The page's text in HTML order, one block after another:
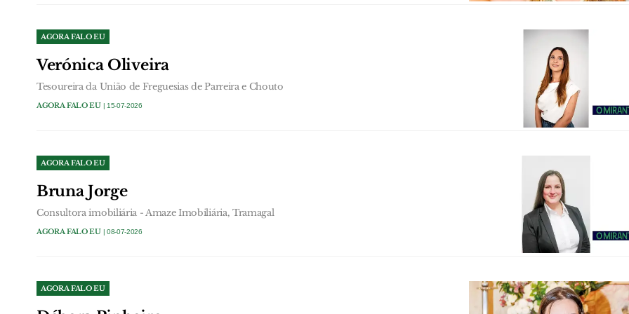
AGORA FALO EU
Verónica Oliveira
Tesoureira da União de Freguesias de Parreira e Chouto
AGORA FALO EU| 15-07-2026
AGORA FALO EU
Bruna Jorge
Consultora imobiliária - Amaze Imobiliária, Tramagal
AGORA FALO EU| 08-07-2026
AGORA FALO EU